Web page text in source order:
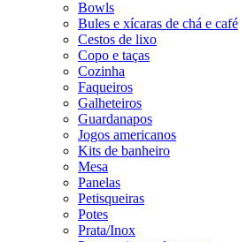
Bowls
Bules e xícaras de chá e café
Cestos de lixo
Copo e taças
Cozinha
Faqueiros
Galheteiros
Guardanapos
Jogos americanos
Kits de banheiro
Mesa
Panelas
Petisqueiras
Potes
Prata/Inox